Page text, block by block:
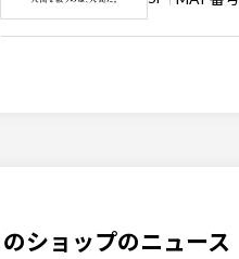
のショップのニュース